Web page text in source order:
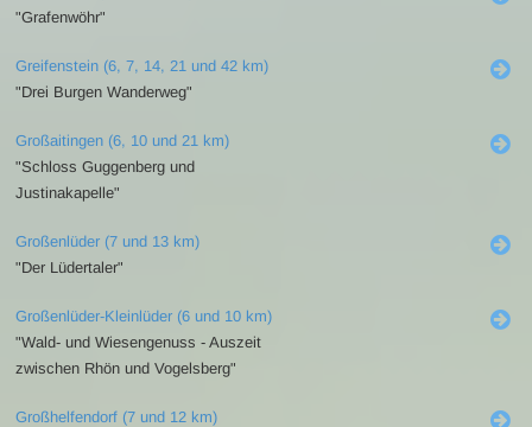
"Grafenwöhr"
Greifenstein (6, 7, 14, 21 und 42 km)
"Drei Burgen Wanderweg"
Großaitingen (6, 10 und 21 km)
"Schloss Guggenberg und
Justinakapelle"
Großenlüder (7 und 13 km)
"Der Lüdertaler"
Großenlüder-Kleinlüder (6 und 10 km)
"Wald- und Wiesengenuss - Auszeit
zwischen Rhön und Vogelsberg"
Großhelfendorf (7 und 12 km)